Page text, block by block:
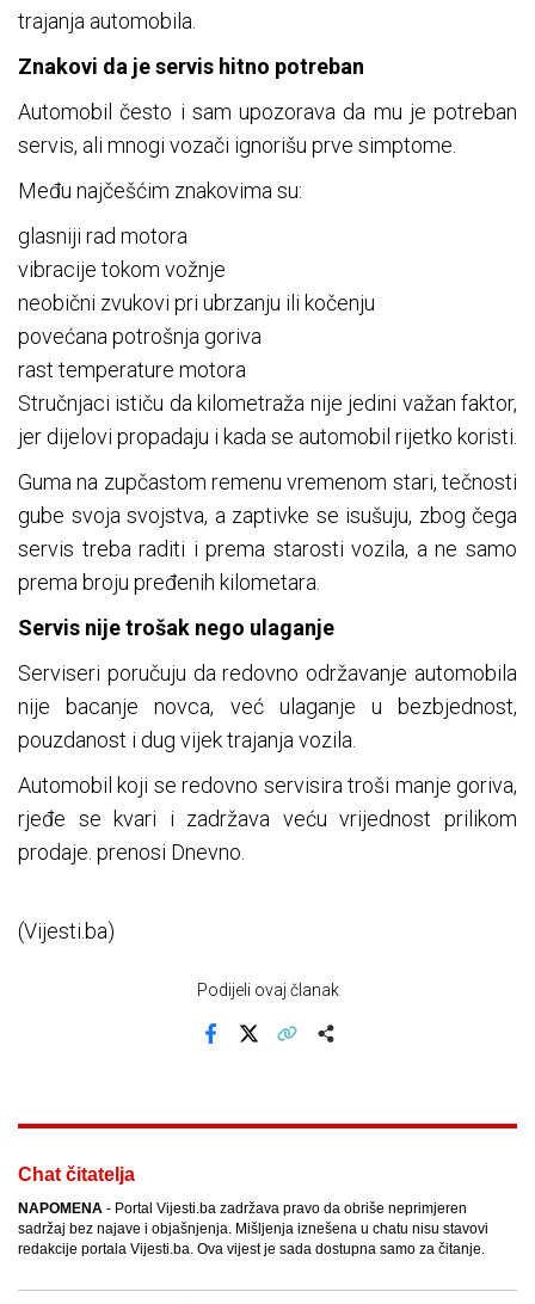
trajanja automobila.
Znakovi da je servis hitno potreban
Automobil često i sam upozorava da mu je potreban
servis, ali mnogi vozači ignorišu prve simptome.
Među najčešćim znakovima su:
glasniji rad motora
vibracije tokom vožnje
neobični zvukovi pri ubrzanju ili kočenju
povećana potrošnja goriva
rast temperature motora
Stručnjaci ističu da kilometraža nije jedini važan faktor,
jer dijelovi propadaju i kada se automobil rijetko koristi.
Guma na zupčastom remenu vremenom stari, tečnosti
gube svoja svojstva, a zaptivke se isušuju, zbog čega
servis treba raditi i prema starosti vozila, a ne samo
prema broju pređenih kilometara.
Servis nije trošak nego ulaganje
Serviseri poručuju da redovno održavanje automobila
nije bacanje novca, već ulaganje u bezbjednost,
pouzdanost i dug vijek trajanja vozila.
Automobil koji se redovno servisira troši manje goriva,
rjeđe se kvari i zadržava veću vrijednost prilikom
prodaje. prenosi Dnevno.
(Vijesti.ba)
Podijeli ovaj članak
Chat čitatelja
NAPOMENA - Portal Vijesti.ba zadržava pravo da obriše neprimjeren
sadržaj bez najave i objašnjenja. Mišljenja iznešena u chatu nisu stavovi
redakcije portala Vijesti.ba. Ova vijest je sada dostupna samo za čitanje.